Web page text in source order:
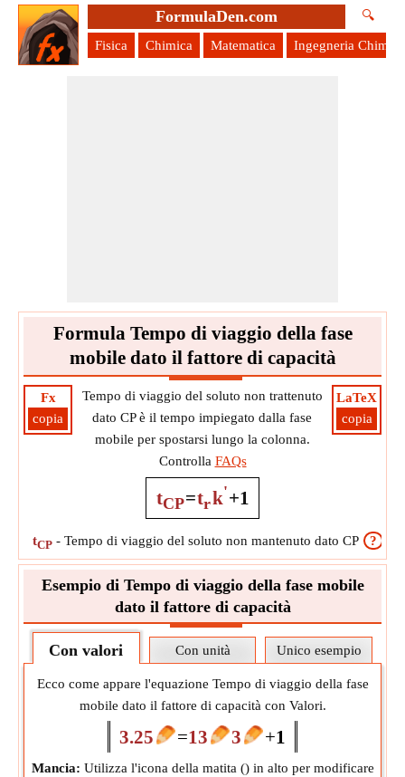
FormulaDen.com 🔍
Fisica Chimica Matematica Ingegneria Chimica
Formula Tempo di viaggio della fase
mobile dato il fattore di capacità
Fx
copia
LaTeX
copia
Tempo di viaggio del soluto non trattenuto
dato CP è il tempo impiegato dalla fase
mobile per spostarsi lungo la colonna.
Controlla FAQs
tCP=trk'+1
tCP - Tempo di viaggio del soluto non mantenuto dato CP ?
Esempio di Tempo di viaggio della fase mobile
dato il fattore di capacità
Con valori Con unità Unico esempio
Ecco come appare l'equazione Tempo di viaggio della fase
mobile dato il fattore di capacità con Valori.
3.25 =13 3 +1
Mancia: Utilizza l'icona della matita () in alto per modificare